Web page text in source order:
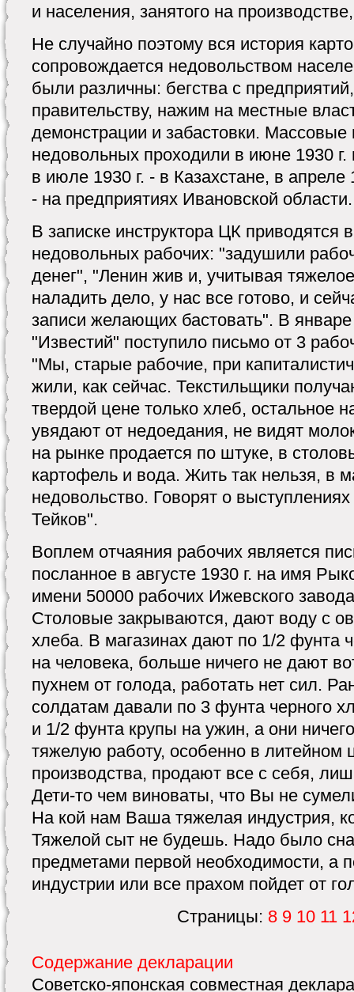
и населения, занятого на
Не случайно поэтому вся история
сопровождается недовольством
были различны: бегства с
правительству, нажим на местные
демонстрации и забастовки. Массовые
недовольных проходили в июне 1930 г.
в июле 1930 г. - в Казахстане, в апреле
- на предприятиях Ивановской области.
В записке инструктора ЦК приводятся
недовольных рабочих: "задушили
денег", "Ленин жив и, учитывая
наладить дело, у нас все готово, и
записи желающих бастовать". В
"Известий" поступило письмо от 3
"Мы, старые рабочие, при
жили, как сейчас. Текстильщики
твердой цене только хлеб, остальное
увядают от недоедания, не видят
на рынке продается по штуке, в
картофель и вода. Жить так нельзя, в
недовольство. Говорят о
Тейков".
Воплем отчаяния рабочих является
посланное в августе 1930 г. на имя
имени 50000 рабочих Ижевского
Столовые закрываются, дают воду с
хлеба. В магазинах дают по 1/2 фунта
на человека, больше ничего не дают
пухнем от голода, работать нет сил.
солдатам давали по 3 фунта черного
и 1/2 фунта крупы на ужин, а они
тяжелую работу, особенно в литейном
производства, продают все с себя,
Дети-то чем виноваты, что Вы не
На кой нам Ваша тяжелая индустрия,
Тяжелой сыт не будешь. Надо было
предметами первой необходимости, а
индустрии или все прахом пойдет от
Страницы: 8 9 10 11
Содержание декларации
Советско-японская совместная